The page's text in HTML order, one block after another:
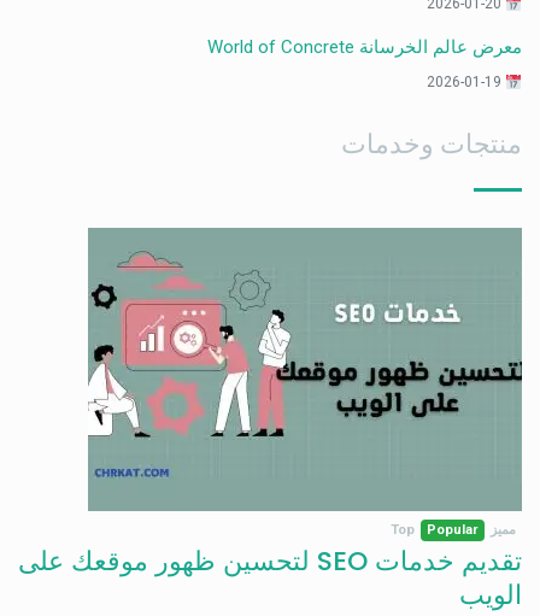
معرض عالم الخرسانة World of Concrete
منتجات وخدمات
مميز Popular
Top
تقديم خدمات SEO لتحسين ظهور موقعك على
الويب